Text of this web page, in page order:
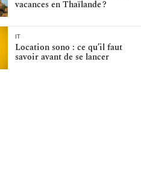
vacances en Thaïlande ?
IT
Location sono : ce qu’il faut
savoir avant de se lancer